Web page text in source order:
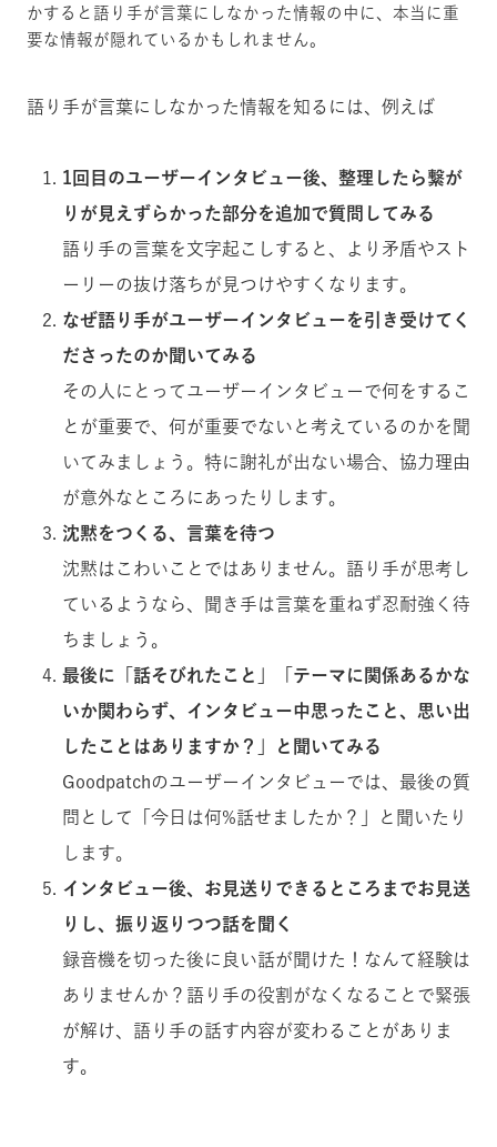
かすると語り手が言葉にしなかった情報の中に、本当に重
要な情報が隠れているかもしれません。
語り手が言葉にしなかった情報を知るには、例えば
1回目のユーザーインタビュー後、整理したら繋が
りが見えずらかった部分を追加で質問してみる
語り手の言葉を文字起こしすると、より矛盾やスト
ーリーの抜け落ちが見つけやすくなります。
なぜ語り手がユーザーインタビューを引き受けてく
ださったのか聞いてみる
その人にとってユーザーインタビューで何をするこ
とが重要で、何が重要でないと考えているのかを聞
いてみましょう。特に謝礼が出ない場合、協力理由
が意外なところにあったりします。
沈黙をつくる、言葉を待つ
沈黙はこわいことではありません。語り手が思考し
ているようなら、聞き手は言葉を重ねず忍耐強く待
ちましょう。
最後に「話そびれたこと」「テーマに関係あるかな
いか関わらず、インタビュー中思ったこと、思い出
したことはありますか？」と聞いてみる
Goodpatchのユーザーインタビューでは、最後の質
問として「今日は何%話せましたか？」と聞いたり
します。
インタビュー後、お見送りできるところまでお見送
りし、振り返りつつ話を聞く
録音機を切った後に良い話が聞けた！なんて経験は
ありませんか？語り手の役割がなくなることで緊張
が解け、語り手の話す内容が変わることがありま
す。